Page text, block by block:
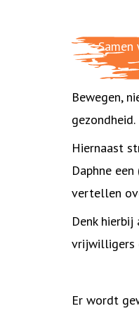
Bewegen,
gezondheid.
Hiernaast
Daphne
vertellen
Denk
vrijwilligers
Er wordt